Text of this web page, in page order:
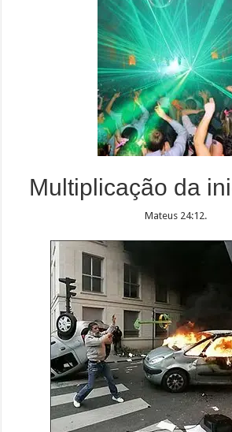
Multiplicação da
Mateus 24:12.